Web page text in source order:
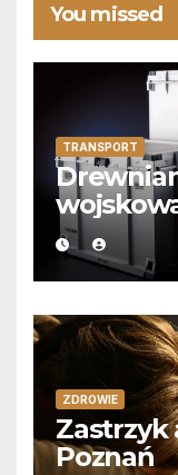
You missed
TRANSPORT
ZDROWIE
Zastrzyk
Poznań